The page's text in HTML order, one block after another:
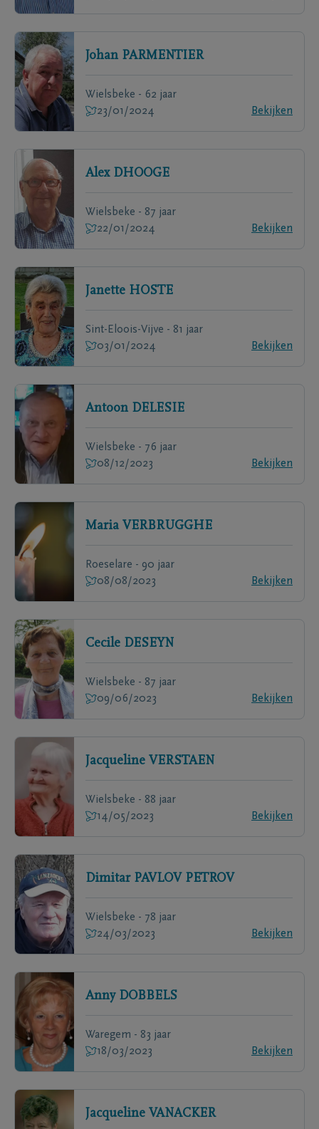
Johan PARMENTIER
Wielsbeke - 62 jaar
23/01/2024
Bekijken
Alex DHOOGE
Wielsbeke - 87 jaar
22/01/2024
Bekijken
Janette HOSTE
Sint-Eloois-Vijve - 81 jaar
03/01/2024
Bekijken
Antoon DELESIE
Wielsbeke - 76 jaar
08/12/2023
Bekijken
Maria VERBRUGGHE
Roeselare - 90 jaar
08/08/2023
Bekijken
Cecile DESEYN
Wielsbeke - 87 jaar
09/06/2023
Bekijken
Jacqueline VERSTAEN
Wielsbeke - 88 jaar
14/05/2023
Bekijken
Dimitar PAVLOV PETROV
Wielsbeke - 78 jaar
24/03/2023
Bekijken
Anny DOBBELS
Waregem - 83 jaar
18/03/2023
Bekijken
Jacqueline VANACKER